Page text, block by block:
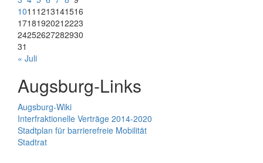
1011 1213141516
17181920212223
24252627282930
31
« Juli
Augsburg-Links
Augsburg-Wiki
Interfraktionelle Verträge 2014-2020
Stadtplan für barrierefreie Mobilität
Stadtrat